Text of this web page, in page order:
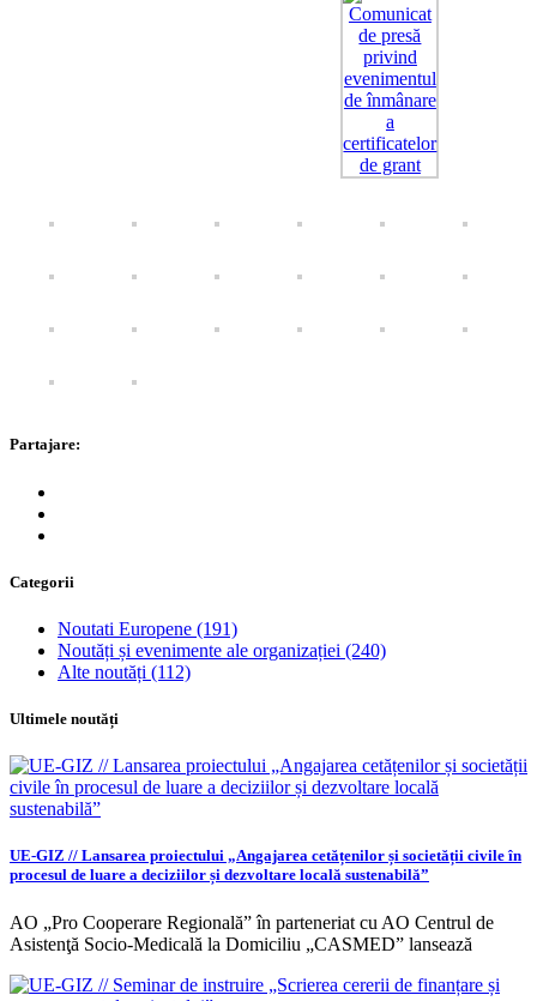
Partajare:
Categorii
Noutati Europene (191)
Noutăți și evenimente ale organizației (240)
Alte noutăți (112)
Ultimele noutăți
UE-GIZ // Lansarea proiectului „Angajarea cetățenilor și societății civile în
procesul de luare a deciziilor și dezvoltare locală sustenabilă”
AO „Pro Cooperare Regională” în parteneriat cu AO Centrul de
Asistenţă Socio-Medicală la Domiciliu „CASMED” lansează